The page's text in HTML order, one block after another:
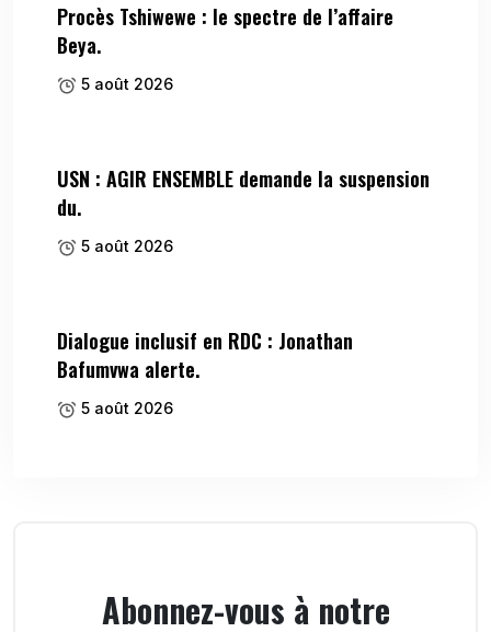
Procès Tshiwewe : le spectre de l’affaire
Beya.
5 août 2026
USN : AGIR ENSEMBLE demande la suspension
du.
5 août 2026
Dialogue inclusif en RDC : Jonathan
Bafumvwa alerte.
5 août 2026
Abonnez-vous à notre